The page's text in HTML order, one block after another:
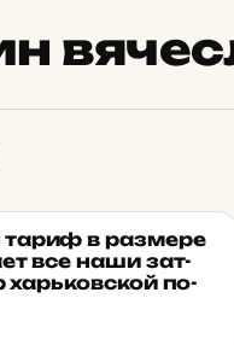
★ ОБРАНЕ
в раз­ме­ре
все наши зат­
харь­ков­ской по­